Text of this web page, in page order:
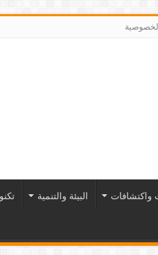
واكتشافات البيئة والتنمية